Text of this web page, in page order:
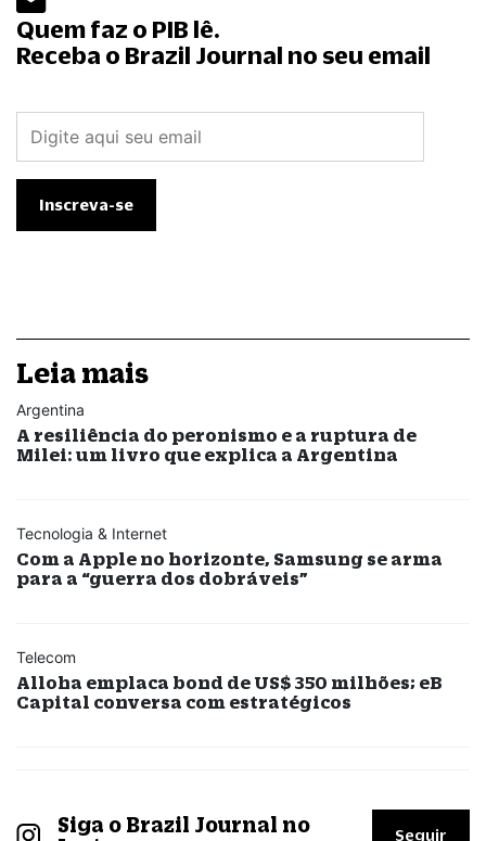
Quem faz o PIB lê.
Receba o Brazil Journal no seu email
Leia mais
Argentina
A resiliência do peronismo e a ruptura de
Milei: um livro que explica a Argentina
Tecnologia & Internet
Com a Apple no horizonte, Samsung se arma
para a “guerra dos dobráveis”
Telecom
Alloha emplaca bond de US$ 350 milhões; eB
Capital conversa com estratégicos
Siga o Brazil Journal no
Seguir